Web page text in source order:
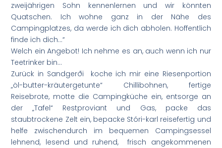
zweijährigen Sohn kennenlernen und wir könnten
Quatschen. Ich wohne ganz in der Nähe des
Campingplatzes, da werde ich dich abholen. Hoffentlich
finde ich dich…“
Welch ein Angebot! Ich nehme es an, auch wenn ich nur
Teetrinker bin…
Zurück in Sandgerði koche ich mir eine Riesenportion
„öl-butter-kräutergetunte“ Chillibohnen, fertige
Reisebrote, motte die Campingküche ein, entsorge an
der „Tafel“ Restproviant und Gas, packe das
staubtrockene Zelt ein, bepacke Stóri-karl reisefertig und
helfe zwischendurch im bequemen Campingsessel
lehnend, lesend und ruhend, frisch angekommenen